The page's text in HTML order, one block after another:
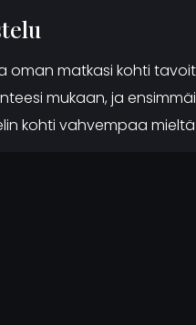
oman matkasi kohti
mukaan, ja
kohti vahvempaa